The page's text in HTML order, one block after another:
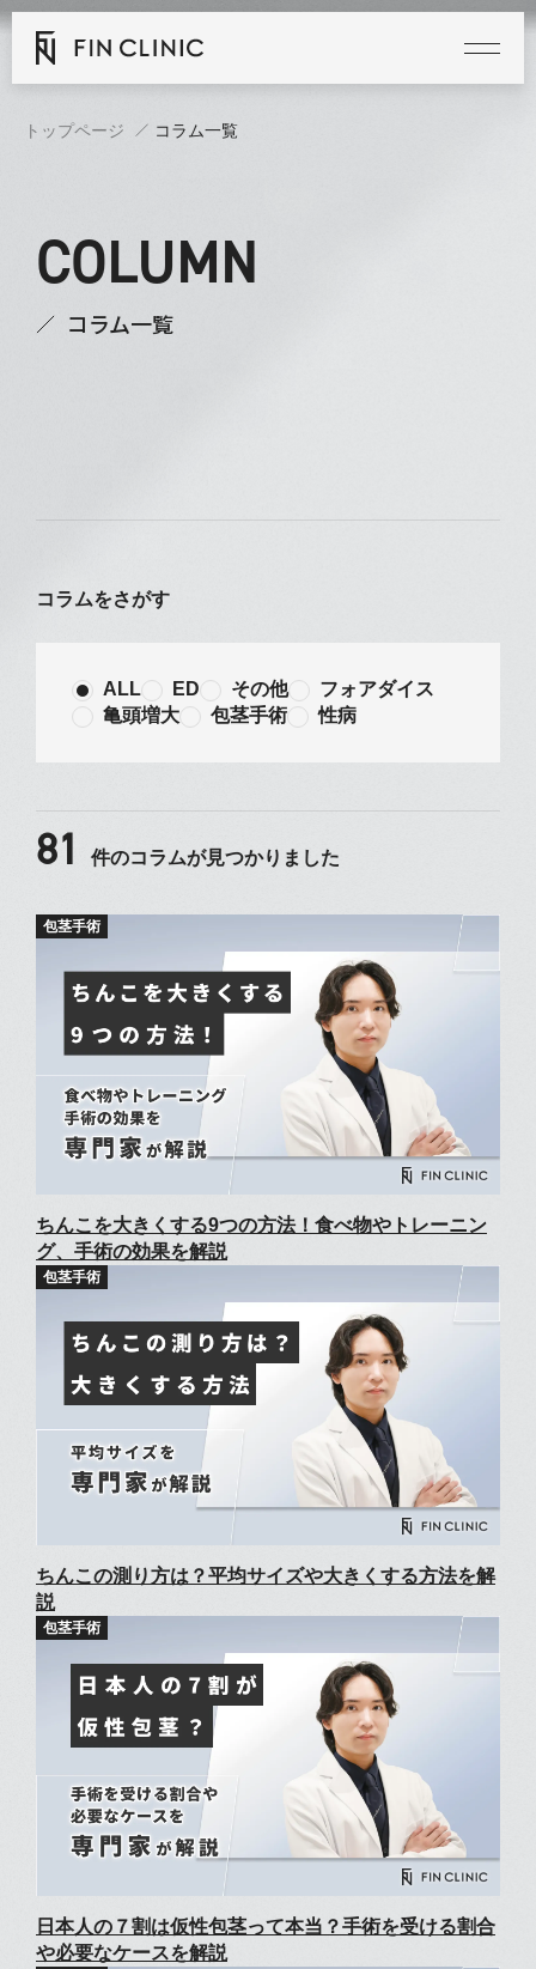
トップページ コラム一覧
COLUMN
コラム一覧
コラムをさがす
ALL ED その他
フォアダイス
亀頭増大
包茎手術 性病
81 件のコラムが見つかりました
ちんこを大きくする9つの方法！食べ物やトレーニン
グ、手術の効果を解説
ちんこの測り方は？平均サイズや大きくする方法を解
説
日本人の７割は仮性包茎って本当？手術を受ける割合
や必要なケースを解説